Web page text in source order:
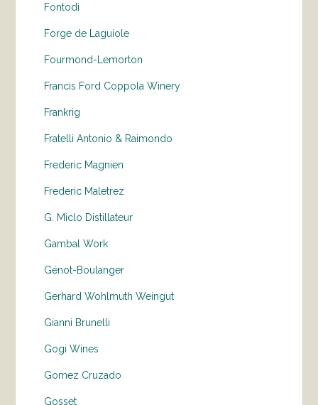
Fontodi
Forge de Laguiole
Fourmond-Lemorton
Francis Ford Coppola Winery
Frankrig
Fratelli Antonio & Raimondo
Frederic Magnien
Frederic Maletrez
G. Miclo Distillateur
Gambal Work
Génot-Boulanger
Gerhard Wohlmuth Weingut
Gianni Brunelli
Gogi Wines
Gomez Cruzado
Gosset